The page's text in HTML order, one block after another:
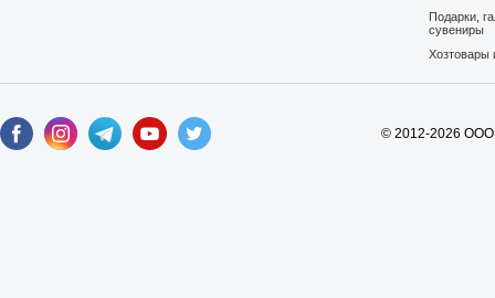
Подарки,
сувениры
Хозтовары
© 2012-2026